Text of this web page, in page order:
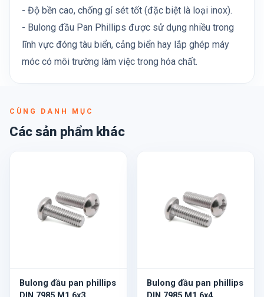
- Độ bền cao, chống gỉ sét tốt (đặc biệt là loại inox).
- Bulong đầu Pan Phillips được sử dụng nhiều trong
lĩnh vực đóng tàu biển, cảng biển hay lắp ghép máy
móc có môi trường làm việc trong hóa chất.
CÙNG DANH MỤC
Các sản phẩm khác
Bulong đầu pan phillips
Bulong đầu pan phillips